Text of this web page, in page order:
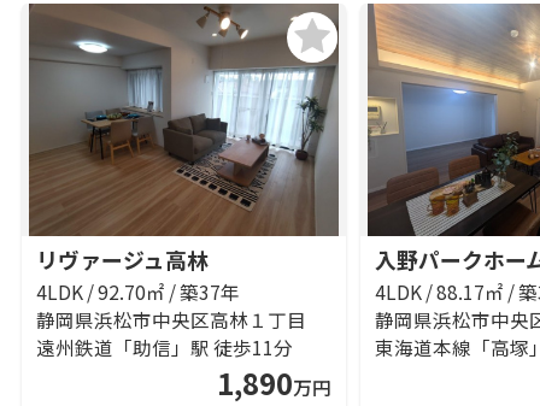
リヴァージュ高林
4LDK / 92.70㎡ / 築37年
静岡県浜松市中央区高林１丁目
遠州鉄道「助信」駅 徒歩11分
1,890万円
入野パークホー
4LDK / 88.17㎡ /
静岡県浜松市中央
東海道本線「高塚